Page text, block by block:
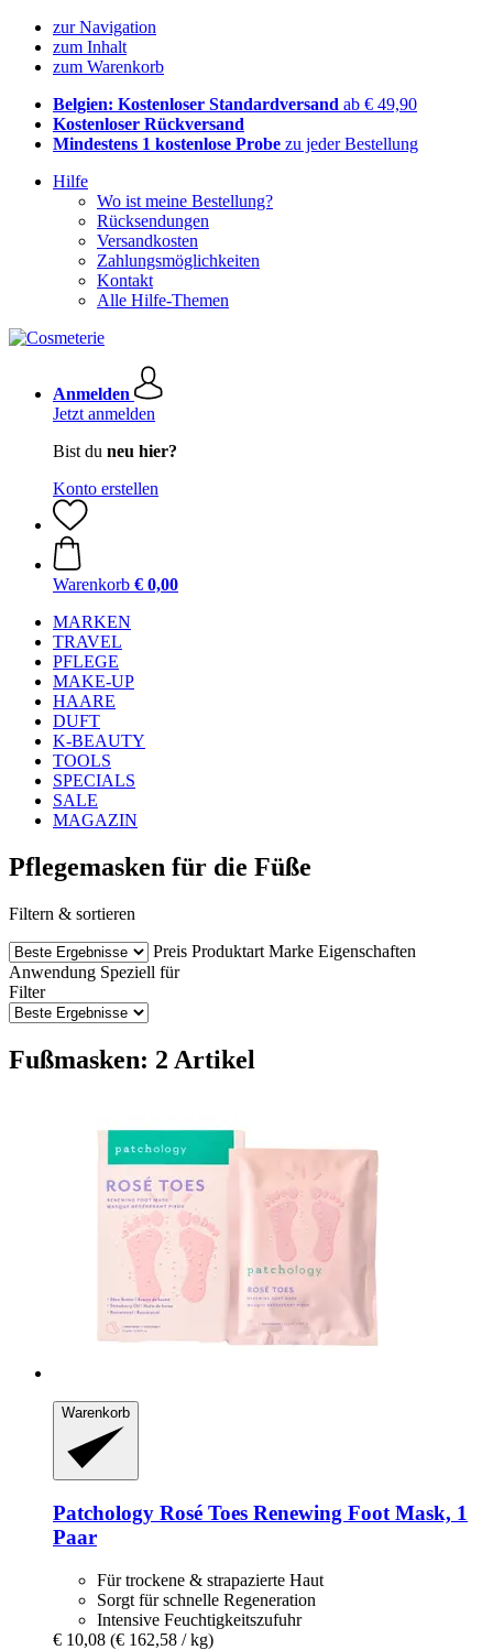
zur Navigation
zum Inhalt
zum Warenkorb
Belgien: Kostenloser Standardversand ab € 49,90
Kostenloser Rückversand
Mindestens 1 kostenlose Probe zu jeder Bestellung
Hilfe
Wo ist meine Bestellung?
Rücksendungen
Versandkosten
Zahlungsmöglichkeiten
Kontakt
Alle Hilfe-Themen
Anmelden
Jetzt anmelden
Bist du neu hier?
Konto erstellen
Warenkorb € 0,00
MARKEN
TRAVEL
PFLEGE
MAKE-UP
HAARE
DUFT
K-BEAUTY
TOOLS
SPECIALS
SALE
MAGAZIN
Pflegemasken für die Füße
Filtern & sortieren
Preis Produktart Marke Eigenschaften
Anwendung Speziell für
Filter
Fußmasken: 2 Artikel
Warenkorb
Patchology Rosé Toes Renewing Foot Mask, 1
Paar
Für trockene & strapazierte Haut
Sorgt für schnelle Regeneration
Intensive Feuchtigkeitszufuhr
€ 10,08 (€ 162,58 / kg)